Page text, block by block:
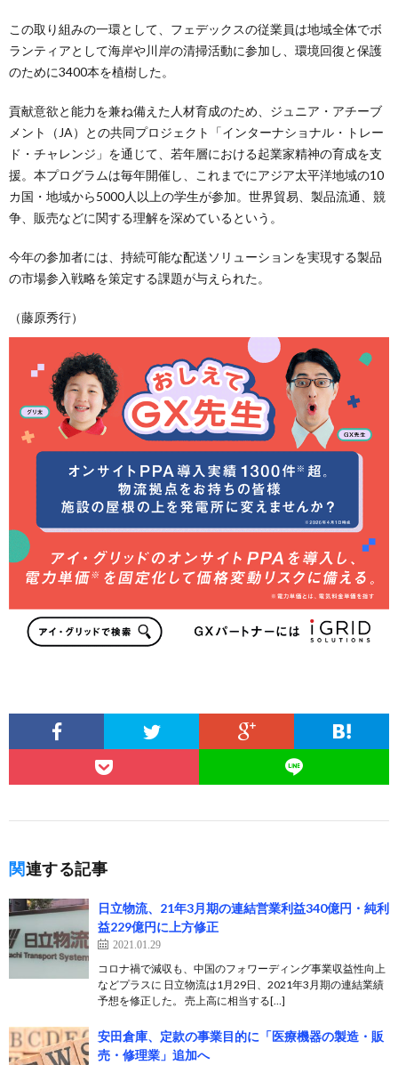
この取り組みの一環として、フェデックスの従業員は地域全体でボ
ランティアとして海岸や川岸の清掃活動に参加し、環境回復と保護
のために3400本を植樹した。
貢献意欲と能力を兼ね備えた人材育成のため、ジュニア・アチーブ
メント（JA）との共同プロジェクト「インターナショナル・トレー
ド・チャレンジ」を通じて、若年層における起業家精神の育成を支
援。本プログラムは毎年開催し、これまでにアジア太平洋地域の10
カ国・地域から5000人以上の学生が参加。世界貿易、製品流通、競
争、販売などに関する理解を深めているという。
今年の参加者には、持続可能な配送ソリューションを実現する製品
の市場参入戦略を策定する課題が与えられた。
（藤原秀行）
関連する記事
日立物流、21年3月期の連結営業利益340億円・純利
益229億円に上方修正
2021.01.29
コロナ禍で減収も、中国のフォワーディング事業収益性向上
などプラスに 日立物流は1月29日、2021年3月期の連結業績
予想を修正した。 売上高に相当する[…]
安田倉庫、定款の事業目的に「医療機器の製造・販
売・修理業」追加へ